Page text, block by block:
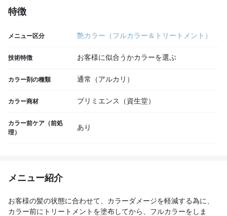
特徴
メニュー区分 艶カラー（フルカラー＆トリートメント）
技術特徴 お客様に似合うかカラーを選ぶ
カラー剤の種類 通常（アルカリ）
カラー商材 プリミエンス（資生堂）
カラー前ケア（前処
理）
あり
メニュー紹介
お客様の髪の状態に合わせて、カラーダメージを軽減する為に、
カラー前にトリートメントを塗布してから、フルカラーをしま